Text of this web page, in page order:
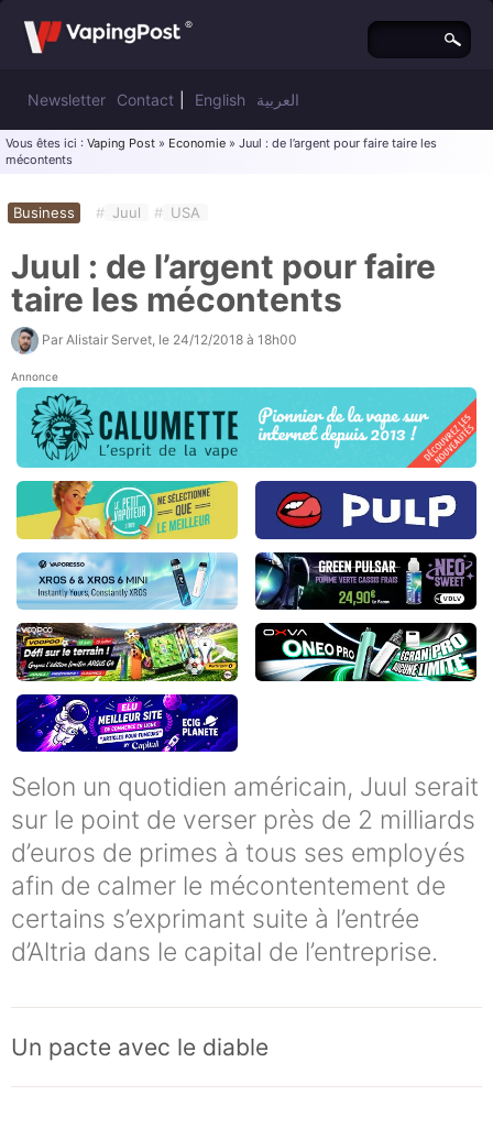
Newsletter Contact English العربية
Vous êtes ici : Vaping Post » Economie » Juul : de l’argent pour faire taire les
mécontents
Business # Juul # USA
Juul : de l’argent pour faire
taire les mécontents
Par Alistair Servet , le 24/12/2018 à 18h00
Annonce
Selon un quotidien américain, Juul serait
sur le point de verser près de 2 milliards
d’euros de primes à tous ses employés
afin de calmer le mécontentement de
certains s’exprimant suite à l’entrée
d’Altria dans le capital de l’entreprise.
Un pacte avec le diable